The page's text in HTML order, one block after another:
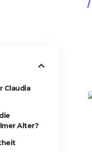
Claudia
Alter?